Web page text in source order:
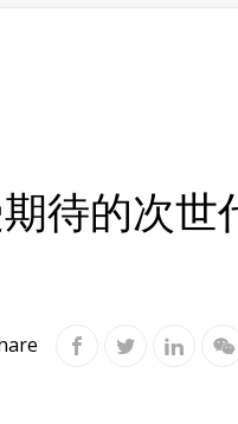
待的次世